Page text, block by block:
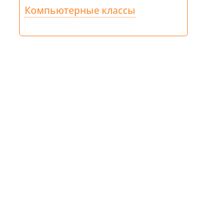
Компьютерные классы